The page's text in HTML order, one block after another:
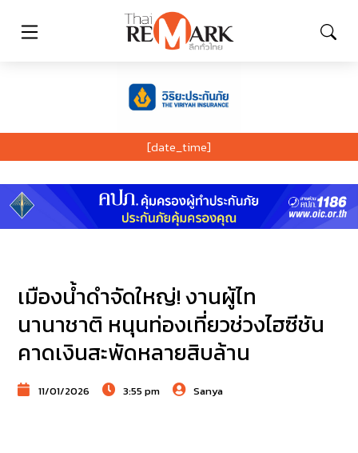
[date_time]
เมืองน้ำดำจัดใหญ่! งานผู้ไท
นานาชาติ หนุนท่องเที่ยวช่วงไฮซีชัน
คาดเงินสะพัดหลายสิบล้าน
11/01/2026 3:55 pm Sanya